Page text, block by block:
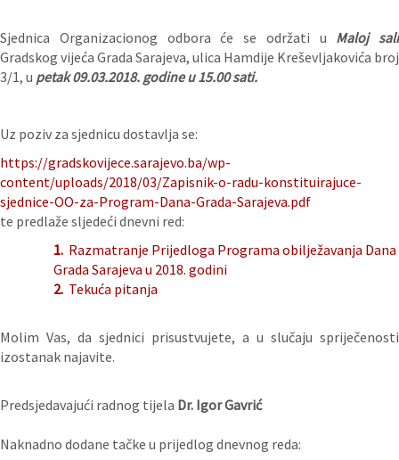
Sjednica Organizacionog odbora će se održati u Maloj sali
Gradskog vijeća Grada Sarajeva, ulica Hamdije Kreševljakovića broj
3/1, u petak 09.03.2018. godine u 15.00 sati.
Uz poziv za sjednicu dostavlja se:
https://gradskovijece.sarajevo.ba/wp-
content/uploads/2018/03/Zapisnik-o-radu-konstituirajuce-
sjednice-OO-za-Program-Dana-Grada-Sarajeva.pdf
te predlaže sljedeći dnevni red:
1. Razmatranje Prijedloga Programa obilježavanja Dana
Grada Sarajeva u 2018. godini
2. Tekuća pitanja
Molim Vas, da sjednici prisustvujete, a u slučaju spriječenosti
izostanak najavite.
Predsjedavajući radnog tijela Dr. Igor Gavrić
Naknadno dodane tačke u prijedlog dnevnog reda: